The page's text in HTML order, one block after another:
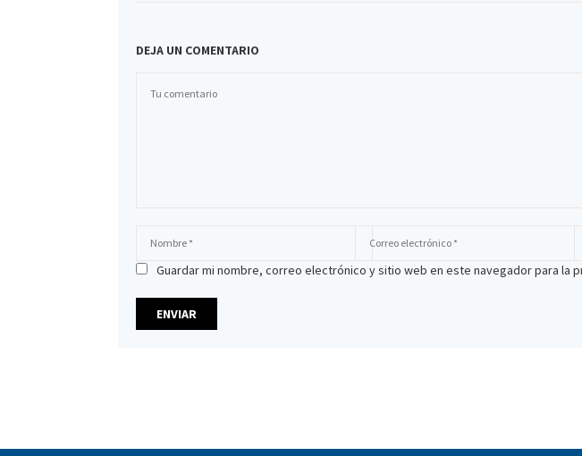
DEJA UN COMENTARIO
Guardar mi nombre, correo electrónico y sitio web en este navegador para la